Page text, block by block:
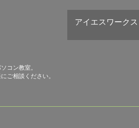
アイエスワークス
コン教室。
ご相談ください。